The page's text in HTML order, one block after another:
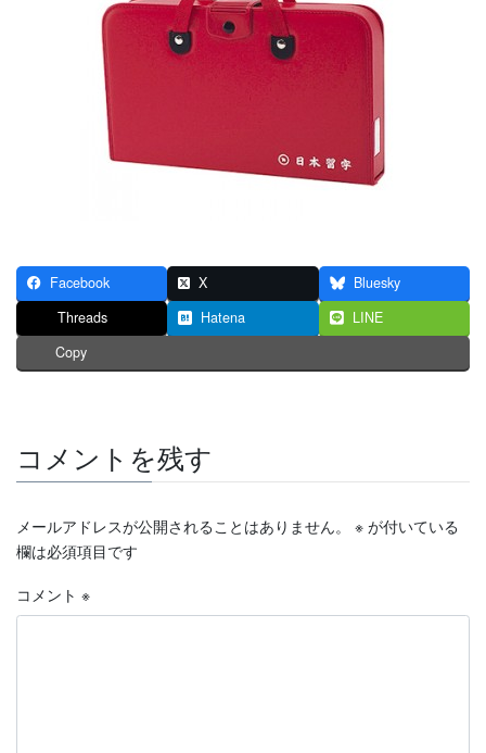
Facebook X
Bluesky
Threads
Hatena
LINE
Copy
コメントを残す
メールアドレスが公開されることはありません。 ※ が付いている
欄は必須項目です
コメント ※